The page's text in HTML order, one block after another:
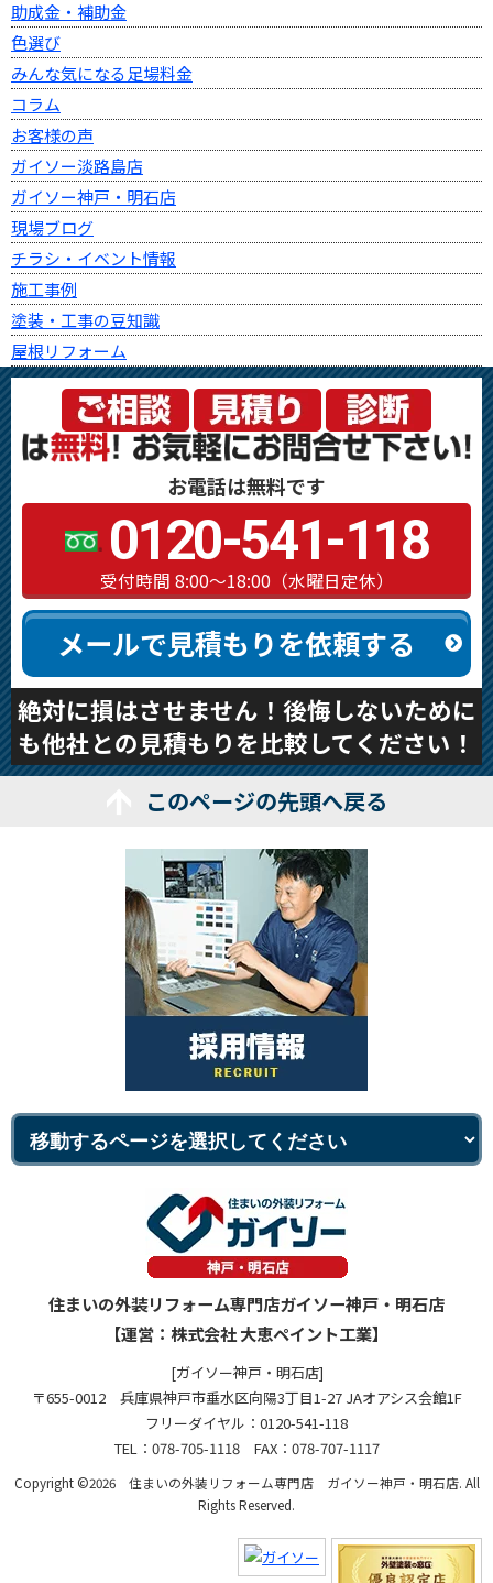
助成金・補助金
色選び
みんな気になる足場料金
コラム
お客様の声
ガイソー淡路島店
ガイソー神戸・明石店
現場ブログ
チラシ・イベント情報
施工事例
塗装・工事の豆知識
屋根リフォーム
お電話は無料です
0120-541-118
受付時間 8:00～18:00（水曜日定休）
メールで見積もりを依頼する
絶対に損はさせません！後悔しないために
も他社との見積もりを比較してください！
このページの先頭へ戻る
住まいの外装リフォーム専門店ガイソー神戸・明石店
【運営：株式会社 大恵ペイント工業】
[ガイソー神戸・明石店]
〒655-0012 兵庫県神戸市垂水区向陽3丁目1-27 JAオアシス会館1F
フリーダイヤル：0120-541-118
TEL：078-705-1118 FAX：078-707-1117
Copyright ©2026 住まいの外装リフォーム専門店 ガイソー神戸・明石店. All
Rights Reserved.